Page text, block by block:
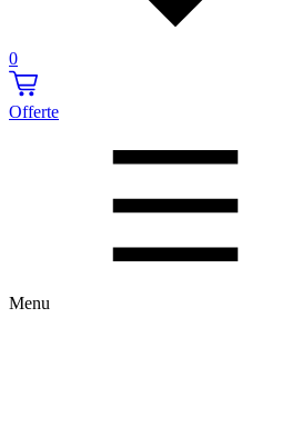
0
Offerte
Menu